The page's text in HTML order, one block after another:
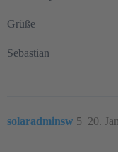
Grüße
Sebastian
solaradminsw 20.
5